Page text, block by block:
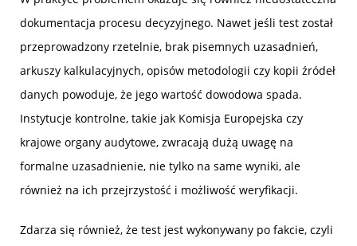
dokumentacja procesu decyzyjnego. Nawet jeśli test został
przeprowadzony rzetelnie, brak pisemnych uzasadnień,
arkuszy kalkulacyjnych, opisów metodologii czy kopii źródeł
danych powoduje, że jego wartość dowodowa spada.
Instytucje kontrolne, takie jak Komisja Europejska czy
krajowe organy audytowe, zwracają dużą uwagę na
formalne uzasadnienie, nie tylko na same wyniki, ale
również na ich przejrzystość i możliwość weryfikacji.
Zdarza się również, że test jest wykonywany po fakcie, czyli